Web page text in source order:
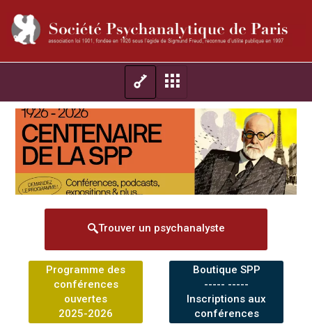
Trouver un psychanalyste
Programme des
conférences
ouvertes
2025-2026
Boutique SPP
----- -----
Inscriptions aux
conférences